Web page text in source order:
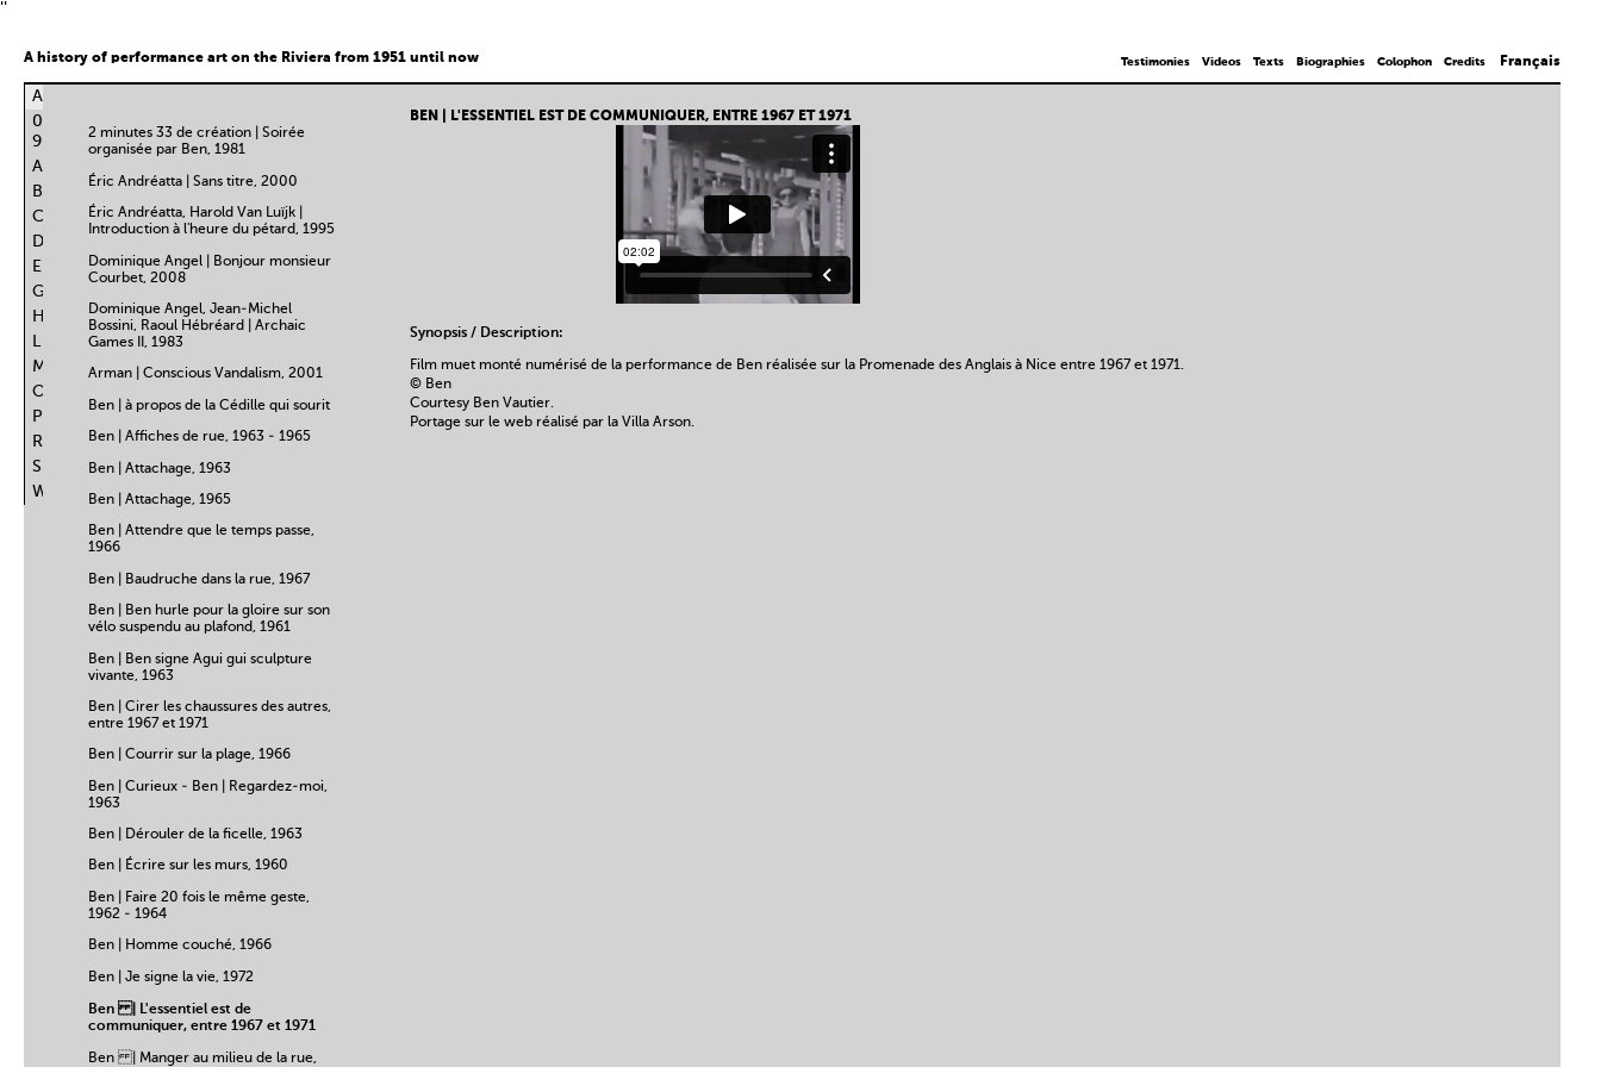
''
A history of performance art on the Riviera from 1951 until now Testimonies Videos Texts Biographies Colophon Credits Français
ALL
0-
9
A
B
C
D
E
G
H
L
M
O
P
R
S
W
2 minutes 33 de création | Soirée
organisée par Ben, 1981
Éric Andréatta | Sans titre, 2000
Éric Andréatta, Harold Van Luïjk |
Introduction à l'heure du pétard, 1995
Dominique Angel | Bonjour monsieur
Courbet, 2008
Dominique Angel, Jean-Michel
Bossini, Raoul Hébréard | Archaic
Games II, 1983
Arman | Conscious Vandalism, 2001
Ben | à propos de la Cédille qui sourit
Ben | Affiches de rue, 1963 - 1965
Ben | Attachage, 1963
Ben | Attachage, 1965
Ben | Attendre que le temps passe,
1966
Ben | Baudruche dans la rue, 1967
Ben | Ben hurle pour la gloire sur son
vélo suspendu au plafond, 1961
Ben | Ben signe Agui gui sculpture
vivante, 1963
Ben | Cirer les chaussures des autres,
entre 1967 et 1971
Ben | Courrir sur la plage, 1966
Ben | Curieux - Ben | Regardez-moi,
1963
Ben | Dérouler de la ficelle, 1963
Ben | Écrire sur les murs, 1960
Ben | Faire 20 fois le même geste,
1962 - 1964
Ben | Homme couché, 1966
Ben | Je signe la vie, 1972
Ben | L'essentiel est de
communiquer, entre 1967 et 1971
Ben | Manger au milieu de la rue,
BEN | L'ESSENTIEL EST DE COMMUNIQUER, ENTRE 1967 ET 1971
Synopsis / Description:
Film muet monté numérisé de la performance de Ben réalisée sur la Promenade des Anglais à Nice entre 1967 et 1971.
© Ben
Courtesy Ben Vautier.
Portage sur le web réalisé par la Villa Arson.